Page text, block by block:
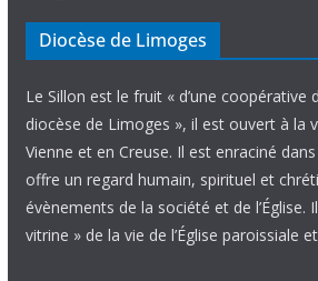
Diocèse de Limoges
Le Sillon est le fruit « d’une coopérative
diocèse de Limoges », il est ouvert à la
Vienne et en Creuse. Il est enraciné
offre un regard humain, spirituel et
évènements de la société et de l’Église.
vitrine » de la vie de l’Église paroissiale